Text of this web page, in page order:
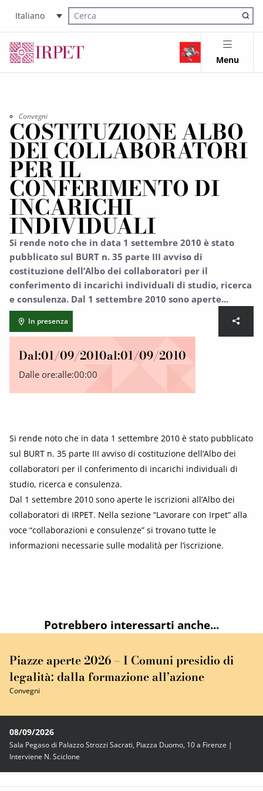
Italiano
Cerca nel sito
Menu
Convegni
COSTITUZIONE ALBO
DEI COLLABORATORI
PER IL
CONFERIMENTO DI
INCARICHI
INDIVIDUALI
Si rende noto che in data 1 settembre 2010 è stato
pubblicato sul BURT n. 35 parte III avviso di
costituzione dell’Albo dei collaboratori per il
conferimento di incarichi individuali di studio, ricerca
e consulenza. Dal 1 settembre 2010 sono aperte...
In presenza
Dal:01/09/2010al:01/09/2010
Dalle ore:alle:00:00
Si rende noto che in data 1 settembre 2010 è stato pubblicato
sul BURT n. 35 parte III avviso di costituzione dell’Albo dei
collaboratori per il conferimento di incarichi individuali di
studio, ricerca e consulenza.
Dal 1 settembre 2010 sono aperte le iscrizioni all’Albo dei
collaboratori di IRPET. Nella sezione “Lavorare con Irpet” alla
voce “collaborazioni e consulenze” si trovano tutte le
informazioni necessarie sulle modalità per l’iscrizione.
Potrebbero interessarti anche...
Piazze aperte 2026 – I Comuni presidio di
legalità: dalla formazione all’azione
Convegni
08/09/2026
Sala Pegaso di Palazzo Strozzi Sacrati, Piazza Duomo, 10 a Firenze |
Interviene N. Sciclone